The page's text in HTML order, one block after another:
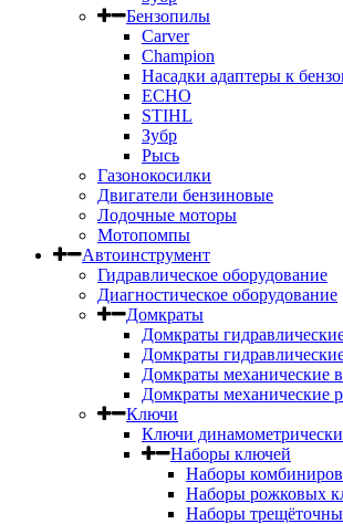
Бензопилы
Carver
Champion
Насадки адаптеры к
ECHO
STIHL
Зубр
Рысь
Газонокосилки
Двигатели бензиновые
Лодочные моторы
Мотопомпы
Автоинструмент
Гидравлическое оборудование
Диагностическое оборудование
Домкраты
Домкраты
Домкраты
Домкраты механические
Домкраты механические
Ключи
Ключи
Наборы ключей
Наборы
Наборы рожковых
Наборы